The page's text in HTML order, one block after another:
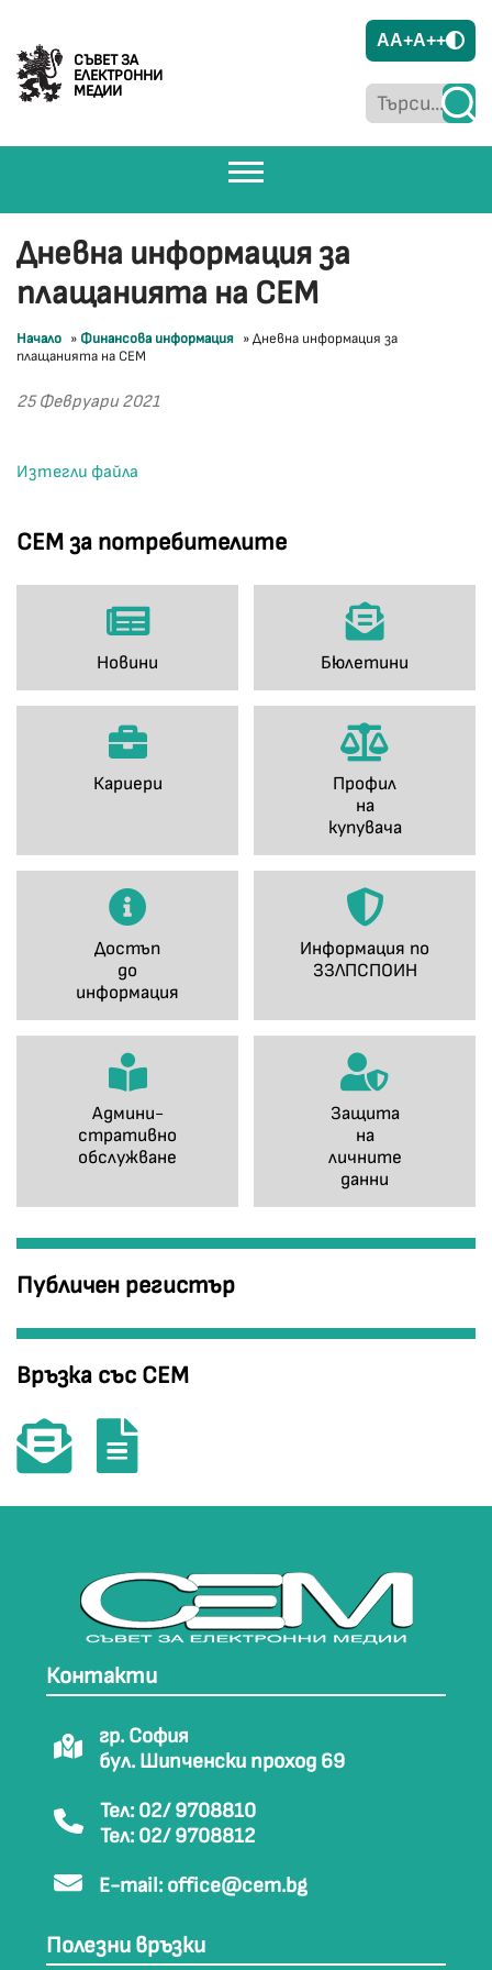
СЪВЕТ ЗА
ЕЛЕКТРОННИ
МЕДИИ
AA+A++
СЕМ за потребителите
Новини Бюлетини
Кариери
Профил
на
купувача
Достъп
до
информация
Информация по
ЗЗЛПСПОИН
Админи-
стративно
обслужване
Защита
на
личните
данни
Публичен регистър
Връзка със СЕМ
Дневна информация за
плащанията на СЕМ
Начало » Финансова информация »Дневна информация за
плащанията на СЕМ
25 Февруари 2021
Изтегли файла
Контакти
гр. София
бул. Шипченски проход 69
Тел: 02/ 9708810
Тел: 02/ 9708812
E-mail: office@cem.bg
Полезни връзки